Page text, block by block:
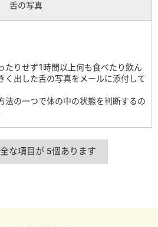
舌の写真
りせず1時間以上何も食べたり飲ん
く出した舌の写真をメールに添付して
法の一つで体の中の状態を判断するの